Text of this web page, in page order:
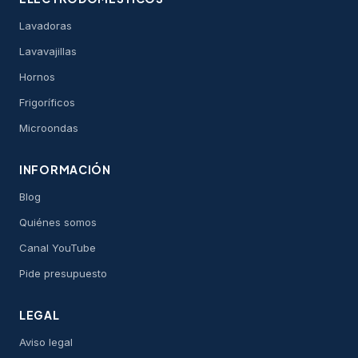
Lavadoras
Lavavajillas
Hornos
Frigoríficos
Microondas
INFORMACIÓN
Blog
Quiénes somos
Canal YouTube
Pide presupuesto
LEGAL
Aviso legal